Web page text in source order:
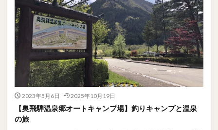
2023年5月6日 2025年10月19日
【奥飛騨温泉郷オートキャンプ場】釣りキャンプと温泉
の旅